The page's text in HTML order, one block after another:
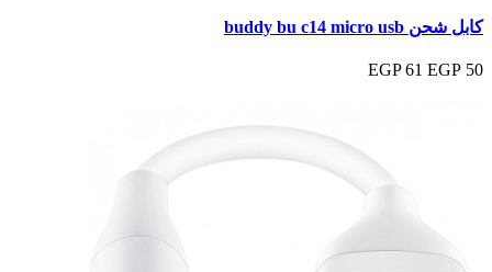
كابل شحن buddy bu c14 micro usb
50 EGP
61 EGP